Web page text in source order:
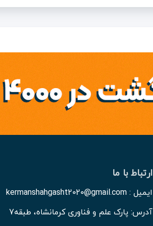
ارتباط با ما
ایمیل : kermanshahgasht2020@gmail.com
آدرس: پارک علم و فناوری کرمانشاه، طبقه7